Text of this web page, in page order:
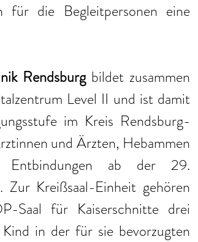
für die Begleitpersonen eine
Rendsburg bildet zusammen
Level II und ist damit
im Kreis Rendsburg-
und Ärzten, Hebammen
Entbindungen ab der 29.
Zur Kreißsaal-Einheit gehören
Saal für Kaiserschnitte drei
in der für sie bevorzugten